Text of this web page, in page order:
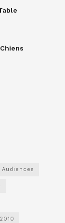
Audiences